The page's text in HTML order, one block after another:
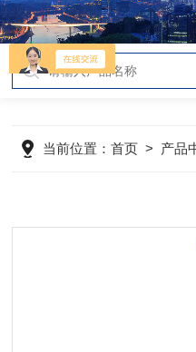
当前位置：首页 > 产品